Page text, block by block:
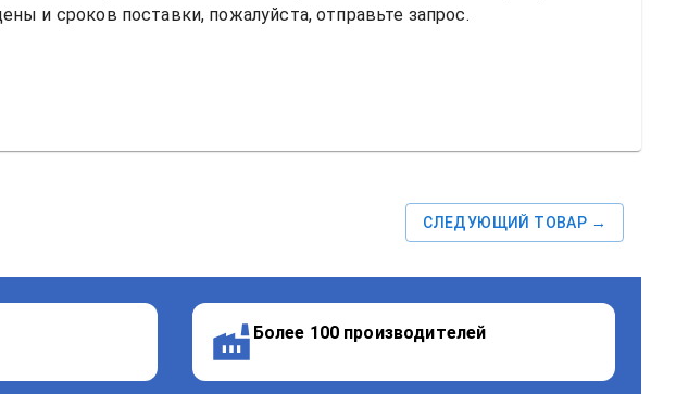
и сроков поставки, пожалуйста, отправьте запрос.
СЛЕДУЮЩИЙ ТОВАР →
Более 100 производителей